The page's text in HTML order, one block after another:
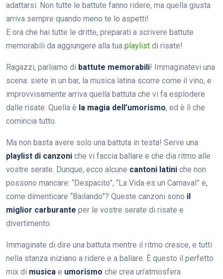
adattarsi. Non tutte le battute fanno ridere, ma quella giusta
arriva sempre quando meno te lo aspetti!
E ora che hai tutte le dritte, preparati a scrivere battute
memorabili da aggiungere alla tua playlist di risate!
Ragazzi, parliamo di battute memorabili! Immaginatevi una
scena: siete in un bar, la musica latina scorre come il vino, e
improvvisamente arriva quella battuta che vi fa esplodere
dalle risate. Quella è la magia dell’umorismo, ed è lì che
comincia tutto.
Ma non basta avere solo una battuta in testa! Serve una
playlist di canzoni che vi faccia ballare e che dia ritmo alle
vostre serate. Dunque, ecco alcune cantoni latini che non
possono mancare: “Despacito”, “La Vida es un Carnaval” e,
come dimenticare “Bailando”? Queste canzoni sono il
miglior carburante per le vostre serate di risate e
divertimento.
Immaginate di dire una battuta mentre il ritmo cresce, e tutti
nella stanza iniziano a ridere e a ballare. È questo il perfetto
mix di musica e umorismo che crea un’atmosfera